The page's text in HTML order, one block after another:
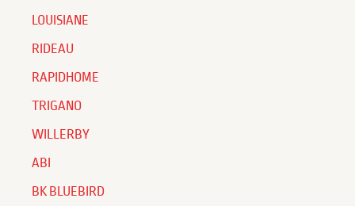
LOUISIANE
RIDEAU
RAPIDHOME
TRIGANO
WILLERBY
ABI
BK BLUEBIRD